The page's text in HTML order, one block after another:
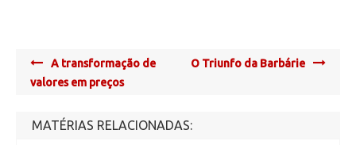
Post
navigation
A transformação de
valores em preços
O Triunfo da Barbárie
MATÉRIAS RELACIONADAS: